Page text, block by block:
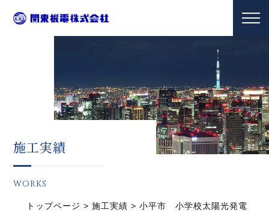
施工実績
WORKS
トップページ >施工実績 >小平市 小学校太陽光発電